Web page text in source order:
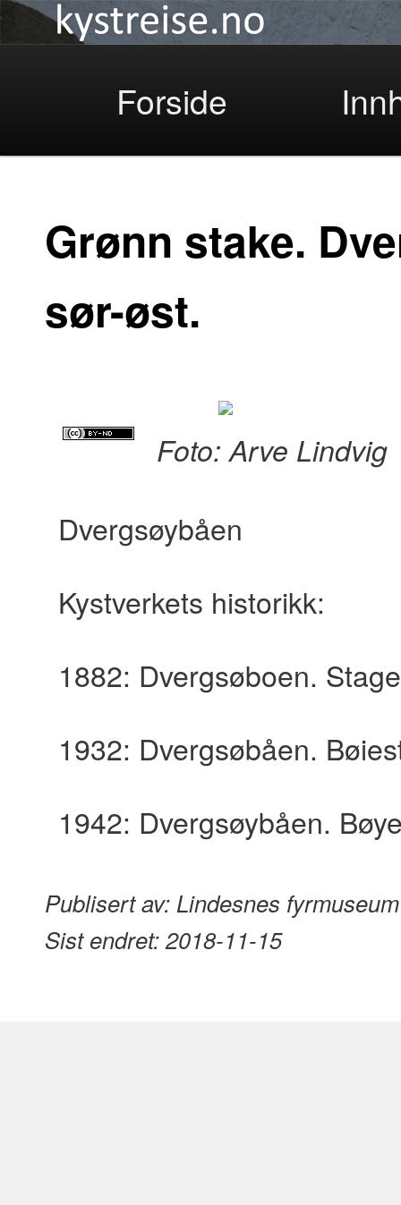
Skip
primary
content
Forside
Grønn stake.
sør-øst.
Foto: Arve Lindvig
Dvergsøybåen
Kystverkets historikk:
1882: Dvergsøboen.
1932: Dvergsøbåen.
1942: Dvergsøybåen.
Publisert av: Lindesnes fyrmuseum
Sist endret:2018-11-15